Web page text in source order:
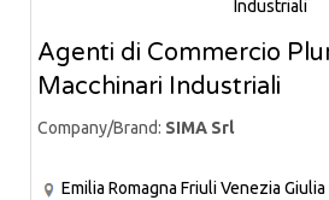
Agenti di Commercio
Macchinari Industriali
Company/Brand: SIMA Srl
Emilia Romagna Friuli Venezia Giulia